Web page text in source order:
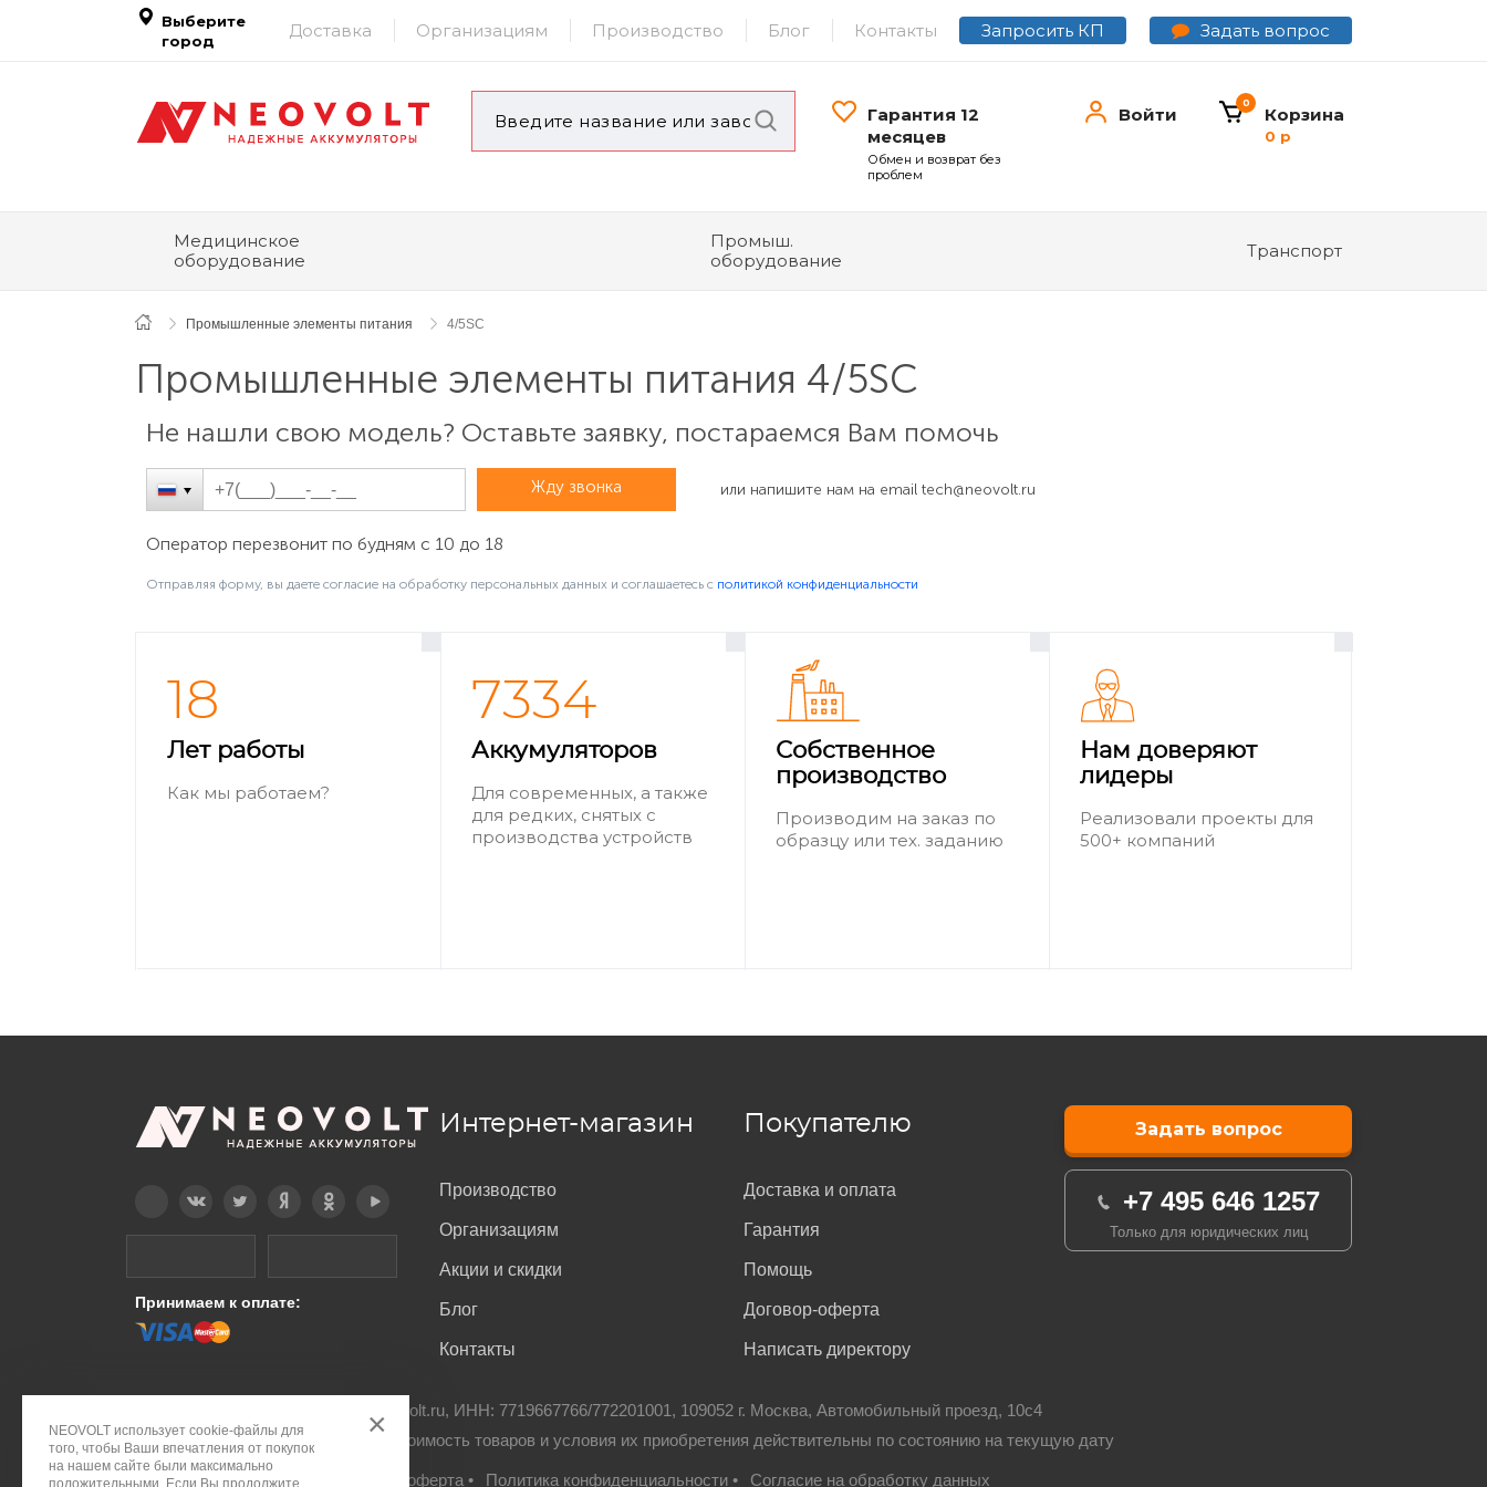
×
NEOVOLT использует cookie-файлы для
того, чтобы Ваши впечатления от покупок
на нашем сайте были максимально
положительными. Если Вы продолжите
Выберите
город
Доставка Организациям Производство Блог Контакты Запросить КП Задать вопрос
Гарантия 12
месяцев
Обмен и возврат без
проблем
Войти Корзина
0
0 р
Медицинское
оборудование
Промыш.
оборудование
Транспорт
Промышленные элементы питания 4/5SC
Промышленные элементы питания 4/5SC
Не нашли свою модель? Оставьте заявку, постараемся Вам помочь
Жду звонка или напишите нам на email tech@neovolt.ru
Оператор перезвонит по будням с 10 до 18
Отправляя форму, вы даете согласие на обработку персональных данных и соглашаетесь c политикой конфиденциальности
18
Лет работы
Как мы работаем?
7334
Аккумуляторов
Для современных, а также
для редких, снятых с
производства устройств
Собственное
производство
Производим на заказ по
образцу или тех. заданию
Нам доверяют
лидеры
Реализовали проекты для
500+ компаний
Принимаем к оплате:
Интернет-магазин
Производство
Организациям
Акции и скидки
Блог
Контакты
Покупателю
Доставка и оплата
Гарантия
Помощь
Договор-оферта
Написать директору
Задать вопрос
+7 495 646 1257
Только для юридических лиц
neovolt.ru, ИНН: 7719667766/772201001, 109052 г. Москва, Автомобильный проезд, 10с4
Все права защищены. Указанная стоимость товаров и условия их приобретения действительны по состоянию на текущую дату
Правовое положение• Публичная оферта • Политика конфиденциальности • Согласие на обработку данных